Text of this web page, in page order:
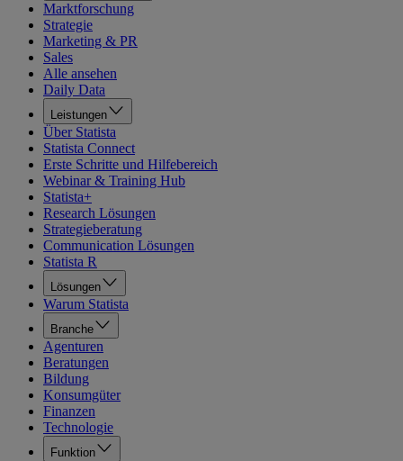
Marktforschung
Strategie
Marketing & PR
Sales
Alle ansehen
Daily Data
Leistungen
Über Statista
Statista Connect
Erste Schritte und Hilfebereich
Webinar & Training Hub
Statista+
Research Lösungen
Strategieberatung
Communication Lösungen
Statista R
Lösungen
Warum Statista
Branche
Agenturen
Beratungen
Bildung
Konsumgüter
Finanzen
Technologie
Funktion